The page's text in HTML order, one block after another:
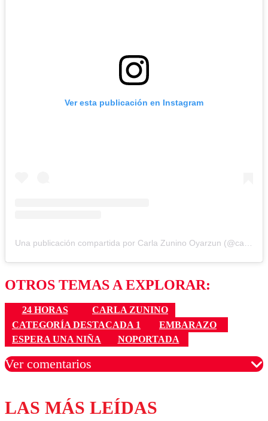
Ver esta publicación en Instagram
OTROS TEMAS A EXPLORAR:
24 HORAS
CARLA ZUNINO
CATEGORÍA DESTACADA 1
EMBARAZO
ESPERA UNA NIÑA
NOPORTADA
Ver comentarios
Los comentarios son moderados para garantizar un
diálogo respetuoso.
LAS MÁS LEÍDAS